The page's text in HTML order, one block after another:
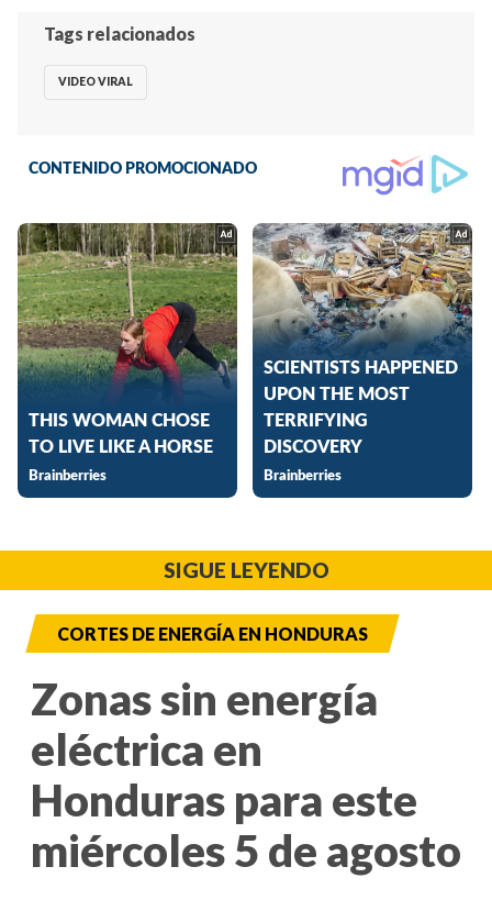
Tags relacionados
VIDEO VIRAL
SIGUE LEYENDO
CORTES DE ENERGÍA EN HONDURAS
Zonas sin energía
eléctrica en
Honduras para este
miércoles 5 de agosto